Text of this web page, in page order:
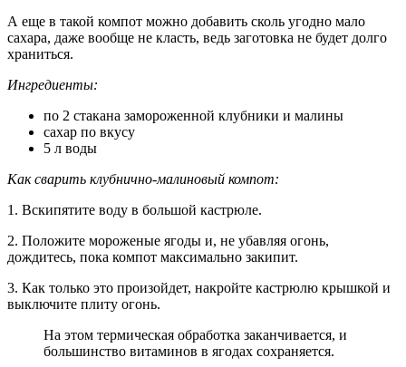
А еще в такой компот можно добавить сколь угодно мало
сахара, даже вообще не класть, ведь заготовка не будет долго
храниться.
Ингредиенты:
по 2 стакана замороженной клубники и малины
сахар по вкусу
5 л воды
Как сварить клубнично-малиновый компот:
1. Вскипятите воду в большой кастрюле.
2. Положите мороженые ягоды и, не убавляя огонь,
дождитесь, пока компот максимально закипит.
3. Как только это произойдет, накройте кастрюлю крышкой и
выключите плиту огонь.
На этом термическая обработка заканчивается, и
большинство витаминов в ягодах сохраняется.